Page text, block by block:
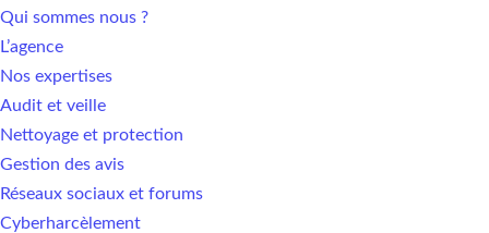
Qui sommes nous ?
L’agence
Nos expertises
Audit et veille
Nettoyage et protection
Gestion des avis
Réseaux sociaux et forums
Cyberharcèlement